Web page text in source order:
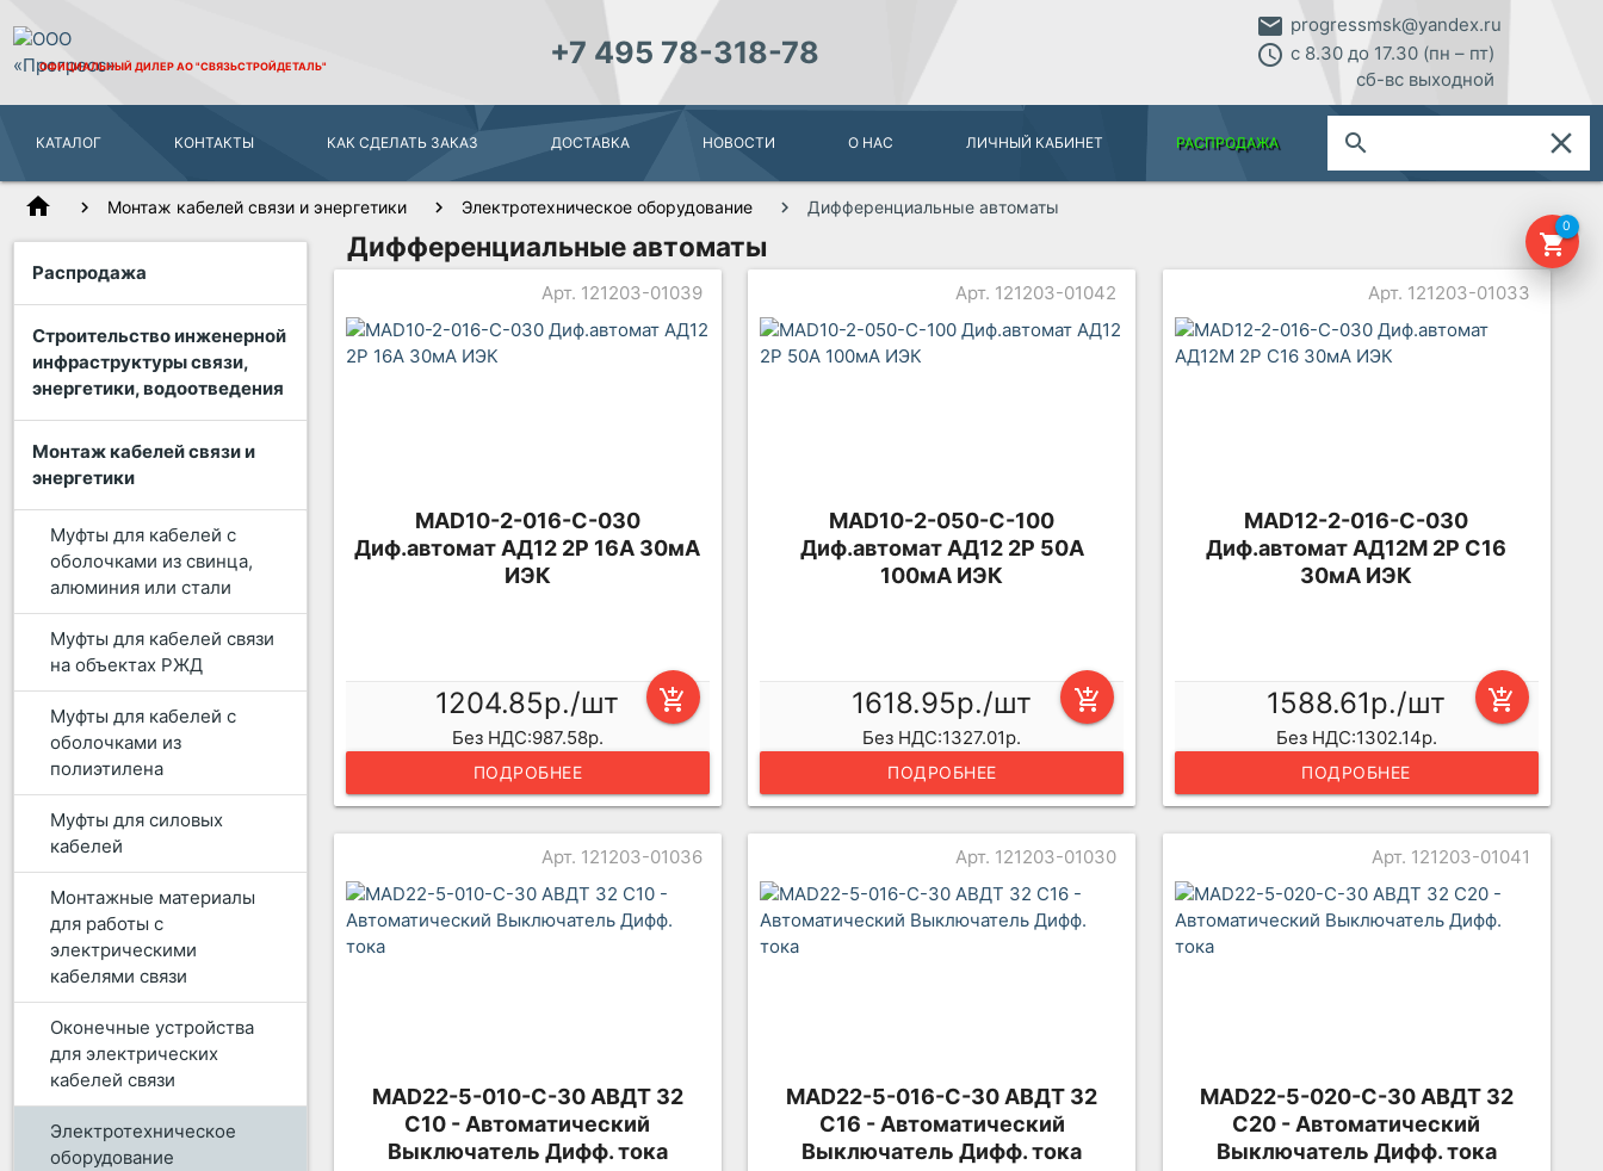
ОФИЦИАЛЬНЫЙ ДИЛЕРАО "СВЯЗЬСТРОЙДЕТАЛЬ" +7 495 78-318-78
email progressmsk@yandex.ru
access_time с 8.30 до 17.30 (пн – пт)
сб-вс выходной
КАТАЛОГ КОНТАКТЫ КАК СДЕЛАТЬ ЗАКАЗ ДОСТАВКА НОВОСТИ О НАС ЛИЧНЫЙ КАБИНЕТ РАСПРОДАЖА search close
shopping_cart
0
home Монтаж кабелей связи и энергетики Электротехническое оборудование Дифференциальные автоматы
Распродажа
Строительство инженерной
инфраструктуры связи,
энергетики, водоотведения
Монтаж кабелей связи и
энергетики
Муфты для кабелей с
оболочками из свинца,
алюминия или стали
Муфты для кабелей связи
на объектах РЖД
Муфты для кабелей с
оболочками из
полиэтилена
Муфты для силовых
кабелей
Монтажные материалы
для работы с
электрическими
кабелями связи
Оконечные устройства
для электрических
кабелей связи
Электротехническое
оборудование
Дифференциальные автоматы
Арт. 121203-01039
MAD10-2-016-C-030
Диф.автомат АД12 2Р 16А 30мА
ИЭК
add_shopping_cart
1204.85р./шт
Без НДС:987.58р.
ПОДРОБНЕЕ
Арт. 121203-01042
MAD10-2-050-C-100
Диф.автомат АД12 2Р 50А
100мА ИЭК
add_shopping_cart
1618.95р./шт
Без НДС:1327.01р.
ПОДРОБНЕЕ
Арт. 121203-01033
MAD12-2-016-C-030
Диф.автомат АД12М 2Р С16
30мА ИЭК
add_shopping_cart
1588.61р./шт
Без НДС:1302.14р.
ПОДРОБНЕЕ
Арт. 121203-01036
MAD22-5-010-C-30 АВДТ 32
C10 - Автоматический
Выключатель Дифф. тока
Арт. 121203-01030
MAD22-5-016-C-30 АВДТ 32
C16 - Автоматический
Выключатель Дифф. тока
Арт. 121203-01041
MAD22-5-020-C-30 АВДТ 32
C20 - Автоматический
Выключатель Дифф. тока